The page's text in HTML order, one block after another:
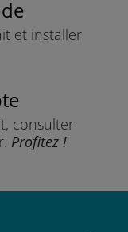
et installer
consulter
Profitez !